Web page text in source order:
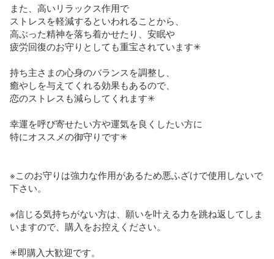
また、高いリラックス作用で
ストレスを軽減するといわれることから、
高ぶった精神を落ち着かせたり、安眠や
疲労回復のお守りとしても重宝されています✳︎
持ち主さまの心身のバランスを調整し、
癒やしを与えてくれる効果もあるので、
恋のストレスも減らしてくれます✳︎
幸運を呼び寄せたい方や運気を良くしたい方に
特にオススメの御守りです✳︎
※このお守りは強力な作用があるため悪ふざけで使用しないで
下さい。
※信じる気持ちがない方は、願いを叶える力を跳ね返してしま
いますので、購入をお控えください。
✳︎即購入大歓迎です。